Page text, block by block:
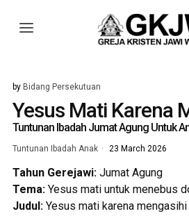
by Bidang Persekutuan
Yesus Mati Karena
Tuntunan Ibadah Jumat Agung Untuk
Tuntunan Ibadah Anak 23 March 2026
Tahun Gerejawi: Jumat Agung
Tema:Yesus mati untuk menebus
Judul:Yesus mati karena mengasihi